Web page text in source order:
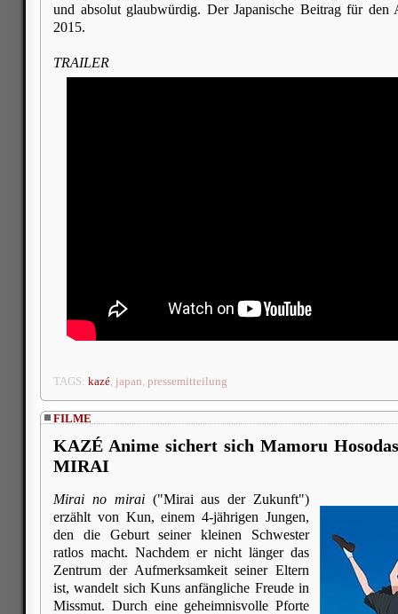
und absolut glaubwürdig. Der Japanische Beitrag für den
2015.
TRAILER
TAGS: kazé, japan, pressemitteilung
FILME
KAZÉ Anime sichert sich Mamoru
MIRAI
Mirai no mirai("Mirai aus der Zukunft")
erzählt von Kun, einem 4-jährigen Jungen,
den die Geburt seiner kleinen Schwester
ratlos macht. Nachdem er nicht länger das
Zentrum der Aufmerksamkeit seiner Eltern
ist, wandelt sich Kuns anfängliche Freude in
Missmut. Durch eine geheimnisvolle Pforte